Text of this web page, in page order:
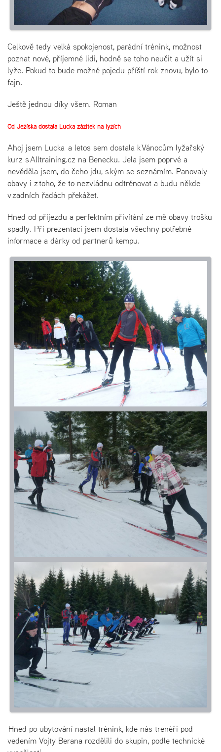
Celkově tedy velká spokojenost, parádní trénink, možnost
poznat nové, příjemné lidi, hodně se toho neučit a užít si
lyže. Pokud to bude možné pojedu příští rok znovu, bylo to
fajn.
Ještě jednou díky všem. Roman
Od Ježíška dostala Lucka zážitek na lyžích
Ahoj jsem Lucka a letos sem dostala k Vánocům lyžařský
kurz s Alltraining.cz na Benecku. Jela jsem poprvé a
nevěděla jsem, do čeho jdu, s kým se seznámím. Panovaly
obavy i z toho, že to nezvládnu odtrénovat a budu někde
v zadních řadách překážet.
Hned od příjezdu a perfektním přivítání ze mě obavy trošku
spadly. Při prezentaci jsem dostala všechny potřebné
informace a dárky od partnerů kempu.
Hned po ubytování nastal trénink, kde nás trenéři pod
vedením Vojty Berana rozdělili do skupin, podle technické